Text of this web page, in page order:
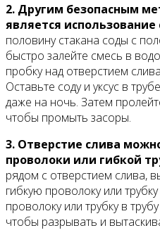
2. Другим безопасным
является использование
половину стакана соды с
быстро залейте смесь в
пробку над отверстием
Оставьте соду и уксус в
даже на ночь. Затем
чтобы промыть засоры.
3. Отверстие слива
проволоки или гибкой
рядом с отверстием слива,
гибкую проволоку или
проволоку или трубку в
чтобы разрывать и